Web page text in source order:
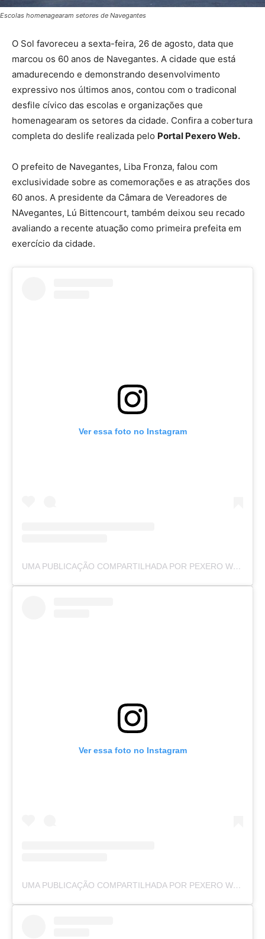
Escolas homenagearam setores de Navegantes
O Sol favoreceu a sexta-feira, 26 de agosto, data que
marcou os 60 anos de Navegantes. A cidade que está
amadurecendo e demonstrando desenvolvimento
expressivo nos últimos anos, contou com o tradiconal
desfile cívico das escolas e organizações que
homenagearam os setores da cidade. Confira a cobertura
completa do deslife realizada pelo Portal Pexero Web.
O prefeito de Navegantes, Liba Fronza, falou com
exclusividade sobre as comemorações e as atrações dos
60 anos. A presidente da Câmara de Vereadores de
NAvegantes, Lú Bittencourt, também deixou seu recado
avaliando a recente atuação como primeira prefeita em
exercício da cidade.
Ver essa foto no Instagram
UMA PUBLICAÇÃO COMPARTILHADA POR PEXERO WEB (@PEXEROWEB)
Ver essa foto no Instagram
UMA PUBLICAÇÃO COMPARTILHADA POR PEXERO WEB (@PEXEROWEB)